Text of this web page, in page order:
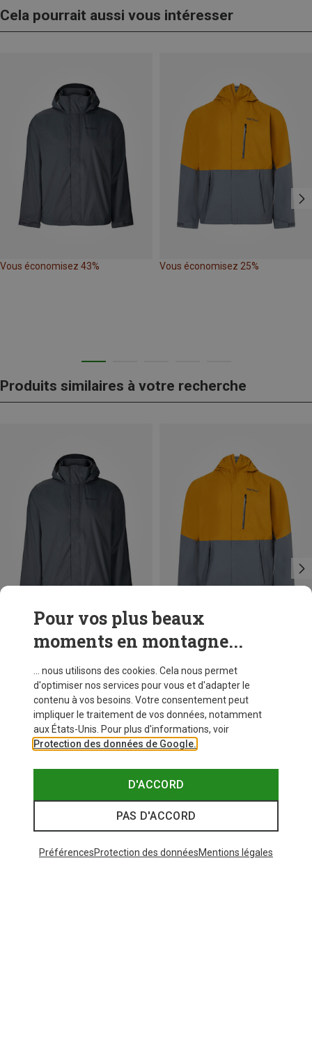
Cela pourrait aussi vous intéresser
Vous économisez 43% Vous économisez 25%
Produits similaires à votre recherche
Vous économisez 43% Vous économisez 25%
Pour vos plus beaux
moments en montagne...
... nous utilisons des cookies. Cela nous permet
d'optimiser nos services pour vous et d'adapter le
contenu à vos besoins. Votre consentement peut
impliquer le traitement de vos données, notamment
aux États-Unis. Pour plus d'informations, voir
Protection des données de Google.
D'ACCORD
PAS D'ACCORD
PréférencesProtection des donnéesMentions légales